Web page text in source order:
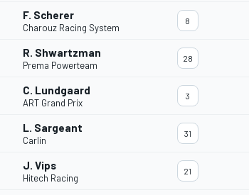
F. Scherer
Charouz Racing System
8
R. Shwartzman
Prema Powerteam
28
C. Lundgaard
ART Grand Prix
3
L. Sargeant
Carlin
31
J. Vips
Hitech Racing
21